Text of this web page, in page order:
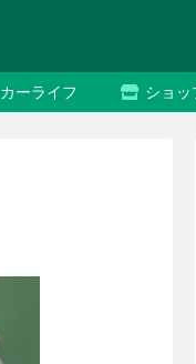
カーライフ ショッ